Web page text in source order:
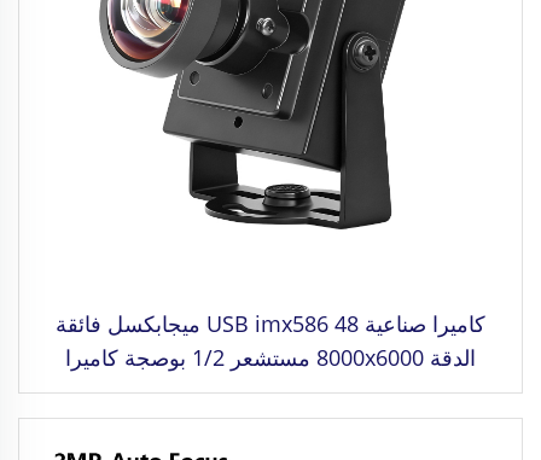
كاميرا صناعية USB imx586 48 ميجابكسل فائقة
الدقة 8000x6000 مستشعر 1/2 بوصجة كاميرا
صناعية USB CMOS UVC للرؤية الآلية والمعدات
الطبية